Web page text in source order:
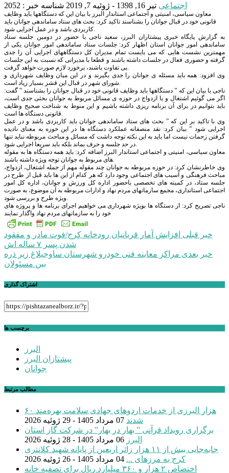
اجتماعی تیر 16, 1398 - ژوئیه 7, 2019 شناسه خبر : 2052
معاون سیاسی، امنیتی و اجتماعی استاندار البرز با بیان این که دستگاهها باید وظایف
قانونی خود در قبال جوانان را بشناسند تاکید کرد: بحث های ستاد ساماندهی جوانان باید
کاربردی باشد و در عمل اجرایی شود.
به گزارش پایگاه خبری پیشتازان البرز، سعید ناجی با حضور در دومین جلسه ستاد
ساماندهی امور جوانان استان اظهار کرد: جلسات ستاد ساماندهی امور جوانان یکی از
مهمترین نشست هایی که می بایست تمام مدیران کل دستگاههای اجرایی آن را جدی
گرفته و حضوری فعال در جلسات داشته باشند و قطعا با مدیرانی که نسبت به این جلسات
بی تفاوت باشند، برخورد لازم صورت خواهد گرفت.
وی افزود: همه باید مسئله ی جوانان را جدی بگیرند و در این میان وظایف شهرداری و
شورای شهر در قبال این قشر بسیار زیاد است.
ناجی با بیان این که ” دستگاهها باید وظایف قانونی خود در قبال جوانان را بشناسند ” گفت:
اگر می گوئیم اشتغال و یا ازدواج در حوزه ی مسائل مربوط به جوانان بحثی جدی است،
باید بتوانیم در برای آن برنامه ریزی داشته باشیم و این منوط به شناخت صحیح وظایف
قانونی دستگاه ها است.
وی با تاکید بر این که ” بحث های ستاد ساماندهی جوانان باید کاربردی باشد و در عمل
اجرایی شود ” بیان کرد: نقد منصفانه عملکرد دستگاه ها در این حوزه به معنای نادیده
گرفتن زحمات نیست اما باید به این نکته توجه داشت که مسائل و مباحث مربوطه نباید تنها
در حد جلسه و حرف بماند بلکه باید سریعا اجرایی شود.
معاون سیاسی، امنیتی و اجتماعی استاندار البرز اضافه کرد: باید همه دستگاه ها به مقوله
های مربوط به جوانان توجه ویژه داشته باشند.
وی خاطرنشان کرد: در حوزه مربوطه به جوانان چند مقوله مهم از جمله اشتغال، ازدواج،
مباحث فرهنگی و آسیب های اجتماعی وجود دارد که هر کدام از این ها باید قبل از طرح در
جلسه ستاد، در کمیته های تخصصی باحضور اداره کل ورزش و جوانان، اداره کل امور
اجتماعی استانداری، مجمع سازمانهای مردم نهاد و ادارات مربوطه به آن موضوع، به صورت
ویژه طرح و بررسی شود.
ناجی تصریح کرد: از دستگاه ها بویژه شهرداری می خواهیم اجرای برنامه ها و پروژه های
خود را به سازمانهای مردم نهاد واگذار نمایند
راهبری
نوشته
خبر قبلی افزایش آمار قربانیان رودخانه کرج/فوت مادر و مفقود
شدن پسر ۷ ساله اش
خبر بعدی مراکز معاینه فنی خودرو شهرستان ساوجبلاغ زیر ذره
بین مسئولان
اشتراک گذاری
برچسب ها
البرز
پیشتازان البرز
جوانان
مطالب مرتبط
۶۰ هزار البرزی از خدمات اردوهای جهادی سلامت بهره‌مند
شدند 07 مرداد 1405 - 29 ژوئیه 2026
برگزاری رویداد قرآنی ” بهار در بهار” در شرکت گاز استان
البرز 06 مرداد 1405 - 28 ژوئیه 2026
جابه‌جایی بیش از ۱۱ هزار زائر اربعین از پایانه شهید کلانتری
کرج به مرزهای ... 04 مرداد 1405 - 26 ژوئیه 2026
اختصاص ۲ هزار و ۳۶۰ میلیارد ریال برای تصفیه خانه